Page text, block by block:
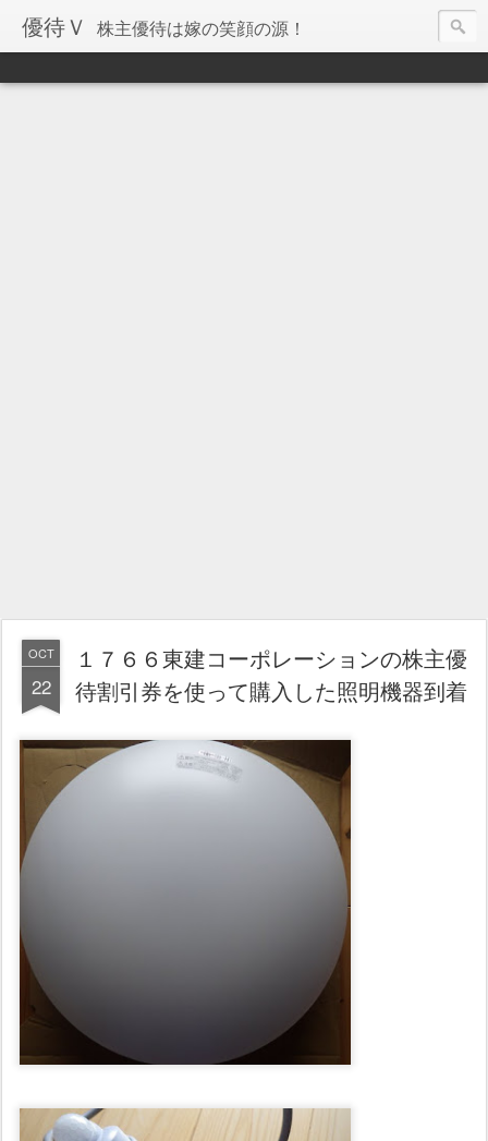
優待Ｖ 株主優待は嫁の笑顔の源！
OCT
22
１７６６東建コーポレーションの株主優
待割引券を使って購入した照明機器到着